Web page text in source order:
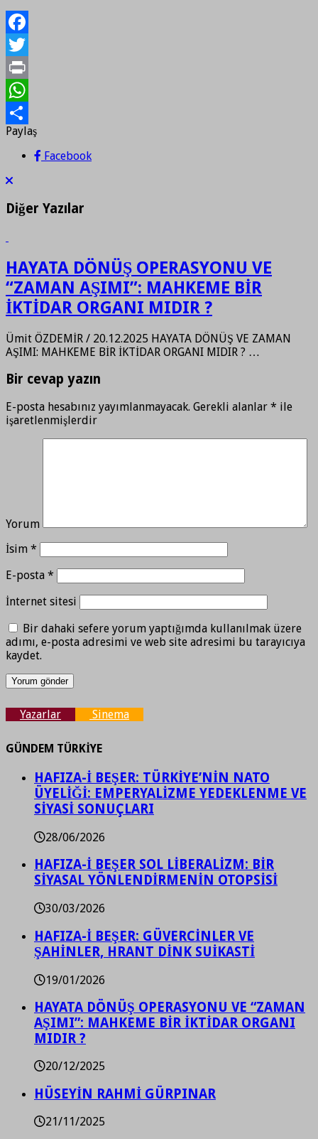
Facebook
Twitter
Print
WhatsApp
Paylaş
Paylaş
Facebook
Diğer Yazılar
HAYATA DÖNÜŞ OPERASYONU VE
“ZAMAN AŞIMI”: MAHKEME BİR
İKTİDAR ORGANI MIDIR ?
Ümit ÖZDEMİR / 20.12.2025 HAYATA DÖNÜŞ VE ZAMAN
AŞIMI: MAHKEME BİR İKTİDAR ORGANI MIDIR ? …
Bir cevap yazın
E-posta hesabınız yayımlanmayacak. Gerekli alanlar * ile
işaretlenmişlerdir
Yorum
İsim *
E-posta *
İnternet sitesi
Bir dahaki sefere yorum yaptığımda kullanılmak üzere
adımı, e-posta adresimi ve web site adresimi bu tarayıcıya
kaydet.
Yazarlar Sinema
GÜNDEM TÜRKİYE
HAFIZA-İ BEŞER: TÜRKİYE’NİN NATO
ÜYELİĞİ: EMPERYALİZME YEDEKLENME VE
SİYASİ SONUÇLARI
28/06/2026
HAFIZA-İ BEŞER SOL LİBERALİZM: BİR
SİYASAL YÖNLENDİRMENİN OTOPSİSİ
30/03/2026
HAFIZA-İ BEŞER: GÜVERCİNLER VE
ŞAHİNLER, HRANT DİNK SUİKASTİ
19/01/2026
HAYATA DÖNÜŞ OPERASYONU VE “ZAMAN
AŞIMI”: MAHKEME BİR İKTİDAR ORGANI
MIDIR ?
20/12/2025
HÜSEYİN RAHMİ GÜRPINAR
21/11/2025